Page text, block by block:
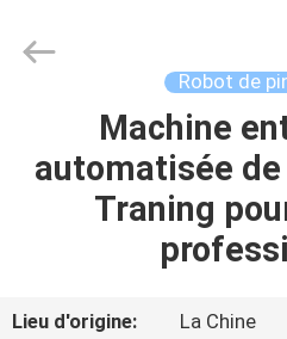
LA
MAISON
Dunya
Sports
Robot de
Machine
automatisée
Traning
Lieu d'origine:
La Chine